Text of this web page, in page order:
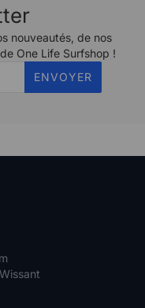
nouveautés, de nos
One Life Surfshop !
ENVOYER